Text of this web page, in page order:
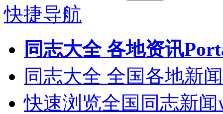
快捷导航
同志大全 各地资讯
同志大全 全国各地新闻
快速浏览全国同志新闻